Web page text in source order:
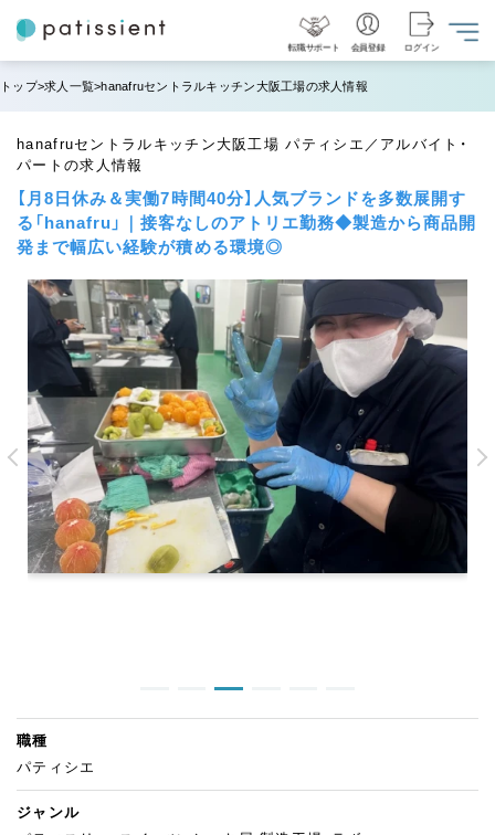
転職サポート 会員登録 ログイン
トップ 求人一覧 hanafruセントラルキッチン大阪工場の求人情報
hanafruセントラルキッチン大阪工場 パティシエ／アルバイト・
パートの求人情報
【月8日休み＆実働7時間40分】人気ブランドを多数展開す
る「hanafru」｜接客なしのアトリエ勤務◆製造から商品開
発まで幅広い経験が積める環境◎
職種
パティシエ
ジャンル